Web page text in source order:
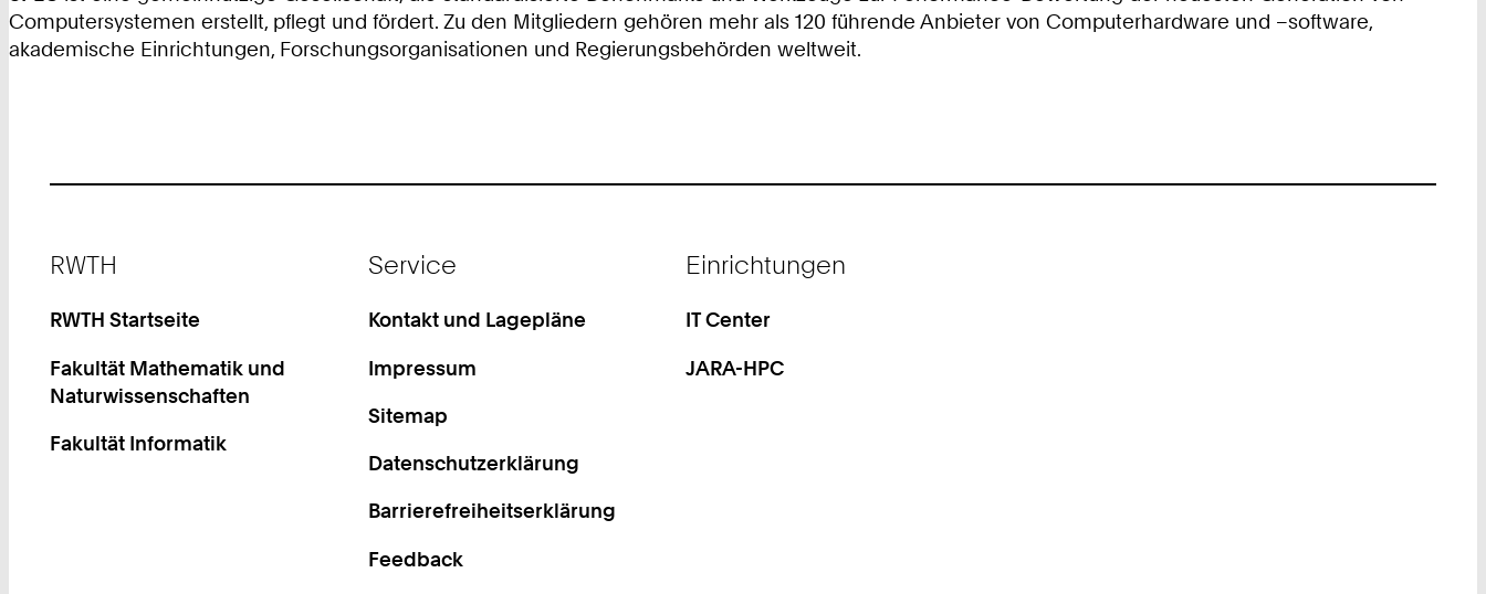
Computersystemen erstellt, pflegt und fördert. Zu den Mitgliedern gehören mehr als 120 führende Anbieter von Computerhardware und –software,
akademische Einrichtungen, Forschungsorganisationen und Regierungsbehörden weltweit.
RWTH
RWTH Startseite
Fakultät Mathematik und
Naturwissenschaften
Fakultät Informatik
Service
Kontakt und Lagepläne
Impressum
Sitemap
Datenschutzerklärung
Barrierefreiheitserklärung
Feedback
Einrichtungen
IT Center
JARA-HPC